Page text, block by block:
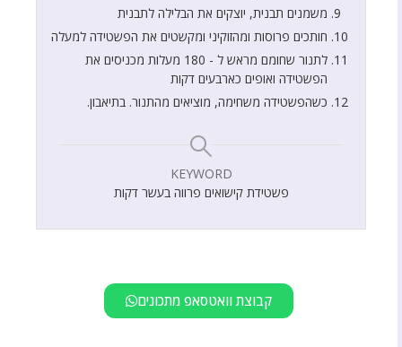
משמנים תבנית, יוצקים את הבלילה לתבנית
חותכים פרוסות ומהזוקיני ומקשטים את הפשטידה למעלה
לתנור שחומם מראש ל - 180 מעלות מכניסים את
הפשטידה ואופים כארבעים דקות
כשהפשטידה משחימה, מוציאים מהתנור. בתיאבון.
KEYWORD
פשטידת קישואים פרווה בעשר דקות
קבוצת וואטסאפ מתכונים